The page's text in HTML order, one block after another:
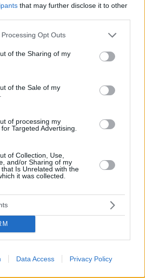
that may further disclose it to other
website/app uses one or more Google
or usage behaviour. You may click to
to Google and its third-party tags to
specified purposes in below Google
Opt Outs
of the Sharing of my
of the Sale of my
of processing my
Targeted Advertising.
of Collection, Use,
and/or Sharing of my
Is Unrelated with the
it was collected.
Data Access Privacy Policy